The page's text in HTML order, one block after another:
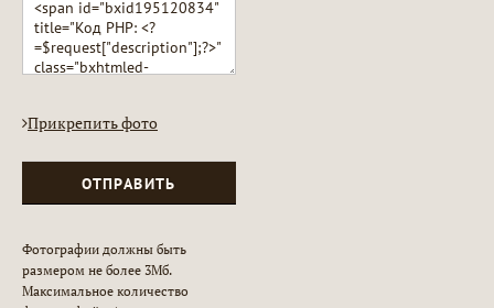
Прикрепить фото
ОТПРАВИТЬ
Фотографии должны быть
размером не более 3Мб.
Максимальное количество